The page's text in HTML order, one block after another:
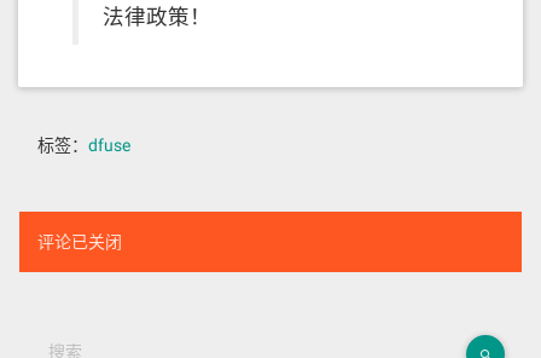
法律政策！
标签： dfuse
评论已关闭
搜索